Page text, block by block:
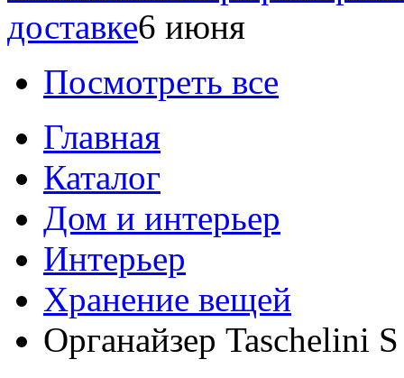
доставке6 июня
Посмотреть все
Главная
Каталог
Дом и интерьер
Интерьер
Хранение вещей
Органайзер Taschelini